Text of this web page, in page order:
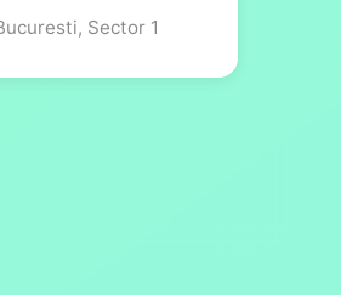
Sector 1